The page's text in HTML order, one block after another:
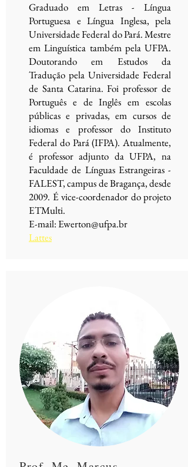
Graduado em Letras - Língua
Portuguesa e Língua Inglesa, pela
Universidade Federal do Pará. Mestre
em Linguística também pela UFPA.
Doutorando em Estudos da
Tradução pela Universidade Federal
de Santa Catarina. Foi professor de
Português e de Inglês em escolas
públicas e privadas, em cursos de
idiomas e professor do Instituto
Federal do Pará (IFPA). Atualmente,
é professor adjunto da UFPA, na
Faculdade de Línguas Estrangeiras -
FALEST, campus de Bragança, desde
2009. É vice-coordenador do projeto
ETMulti.
E-mail:Ewerton@ufpa.br
Lattes